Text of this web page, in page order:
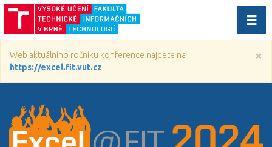
×
Web aktuálního ročníku konference najdete na
https://excel.fit.vut.cz.